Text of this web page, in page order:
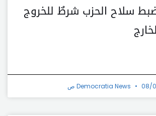
سلاح الحزب شرطٌ للخروج
Democratia News 08/